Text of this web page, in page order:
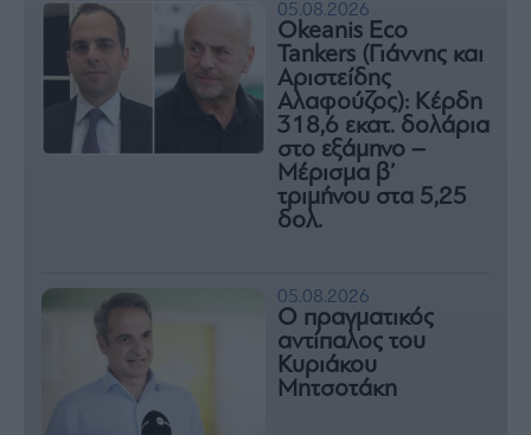
05.08.2026
Okeanis Eco
Tankers (Γιάννης και
Αριστείδης
Αλαφούζος): Κέρδη
318,6 εκατ. δολάρια
στο εξάμηνο –
Μέρισμα β’
τριμήνου στα 5,25
δολ.
05.08.2026
Ο πραγματικός
αντίπαλος του
Κυριάκου
Μητσοτάκη